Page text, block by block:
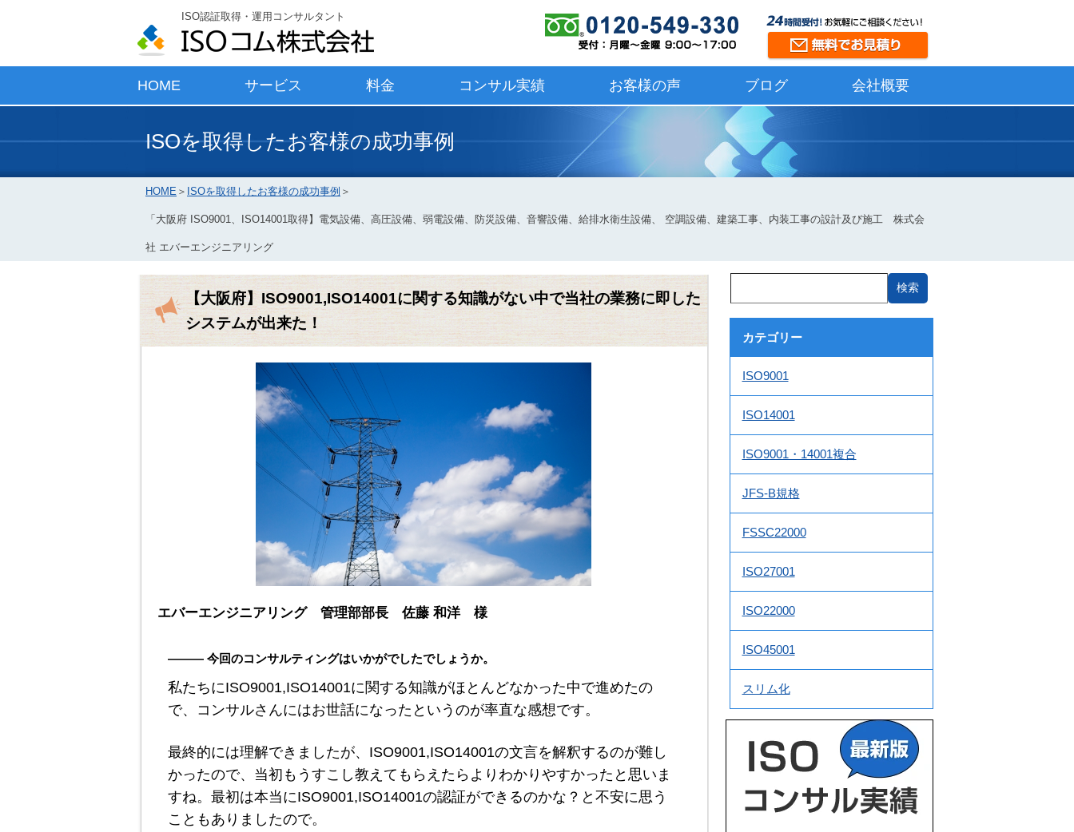
ISO認証取得・運用コンサルタント
HOME サービス 料金 コンサル実績 お客様の声 ブログ 会社概要
ISOを取得したお客様の成功事例
HOME ＞ ISOを取得したお客様の成功事例 ＞
「大阪府 ISO9001、ISO14001取得】電気設備、高圧設備、弱電設備、防災設備、音響設備、給排水衛生設備、 空調設備、建築工事、内装工事の設計及び施工 株式会
社 エバーエンジニアリング
【大阪府】ISO9001,ISO14001に関する知識がない中で当社の業務に即した
システムが出来た！
エバーエンジニアリング 管理部部長 佐藤 和洋 様
――― 今回のコンサルティングはいかがでしたでしょうか。
私たちにISO9001,ISO14001に関する知識がほとんどなかった中で進めたの
で、コンサルさんにはお世話になったというのが率直な感想です。
最終的には理解できましたが、ISO9001,ISO14001の文言を解釈するのが難し
かったので、当初もうすこし教えてもらえたらよりわかりやすかったと思いま
すね。最初は本当にISO9001,ISO14001の認証ができるのかな？と不安に思う
こともありましたので。
カテゴリー
ISO9001
ISO14001
ISO9001・14001複合
JFS-B規格
FSSC22000
ISO27001
ISO22000
ISO45001
スリム化